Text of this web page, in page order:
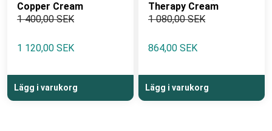
Copper Cream
1 400,00 SEK
1 120,00 SEK
Lägg i varukorg
Therapy Cream
1 080,00 SEK
864,00 SEK
Lägg i varukorg